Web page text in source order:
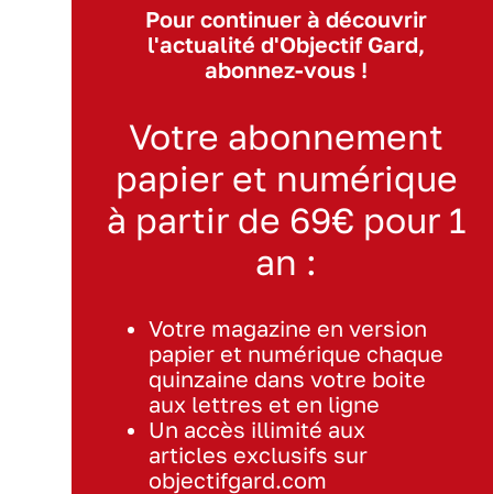
Pour continuer à découvrir
l'actualité d'Objectif Gard,
abonnez-vous !
Votre abonnement
papier et numérique
à partir de 69€ pour 1
an :
Votre magazine en version
papier et numérique chaque
quinzaine dans votre boite
aux lettres et en ligne
Un accès illimité aux
articles exclusifs sur
objectifgard.com